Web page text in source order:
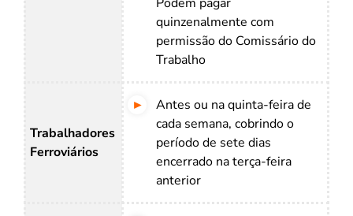
quinzenalmente com
permissão do Comissário do
Trabalho
Trabalhadores
Ferroviários
Antes ou na quinta-feira de
cada semana, cobrindo o
período de sete dias
encerrado na terça-feira
anterior